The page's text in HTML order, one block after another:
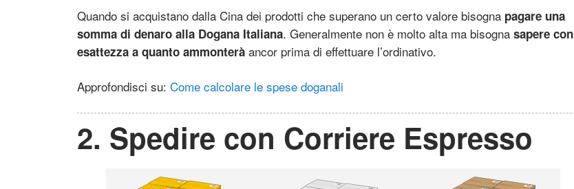
Quando si acquistano dalla Cina dei prodotti che superano un certo valore bisogna pagare una
somma di denaro alla Dogana Italiana. Generalmente non è molto alta ma bisogna sapere con
esattezza a quanto ammonterà ancor prima di effettuare l’ordinativo.
Approfondisci su: Come calcolare le spese doganali
2. Spedire con Corriere Espresso